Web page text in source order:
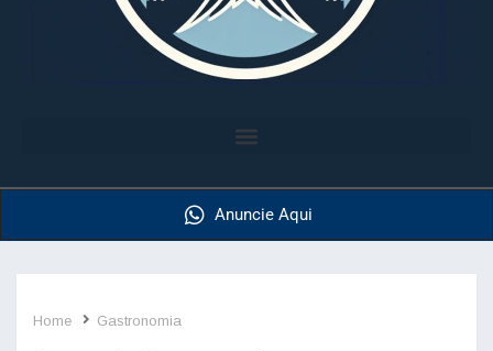
Anuncie Aqui
Home Gastronomia